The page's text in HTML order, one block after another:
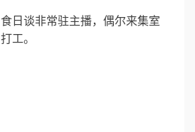
食日谈非常驻主播，偶尔来集室
打工。